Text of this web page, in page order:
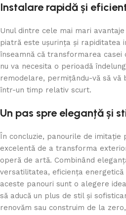
Instalare rapidă și
Unul dintre cele mai mari
piatră este ușurința și rapiditatea
înseamnă că transformarea
nu va necesita o perioadă
remodelare, permițându-vă să vă
într-un timp relativ scurt.
Un pas spre eleganță și
În concluzie, panourile de
excelentă de a transforma
operă de artă. Combinând
versatilitatea, eficiența energetică
aceste panouri sunt o alegere
să aducă un plus de stil și
renovăm sau construim de la